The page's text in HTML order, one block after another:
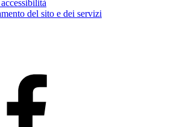
del sito e dei servizi